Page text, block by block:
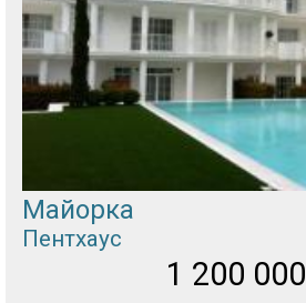
Майорка
Пентхаус
1 200 000